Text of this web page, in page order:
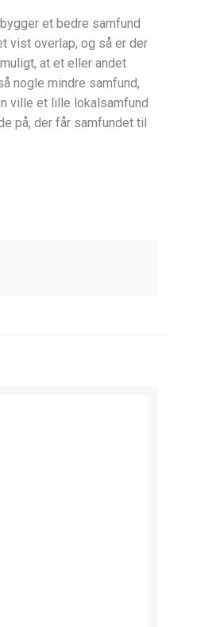
et bedre samfund
vist overlap, og så er der
at et eller andet
nogle mindre samfund,
ville et lille lokalsamfund
på, der får samfundet til